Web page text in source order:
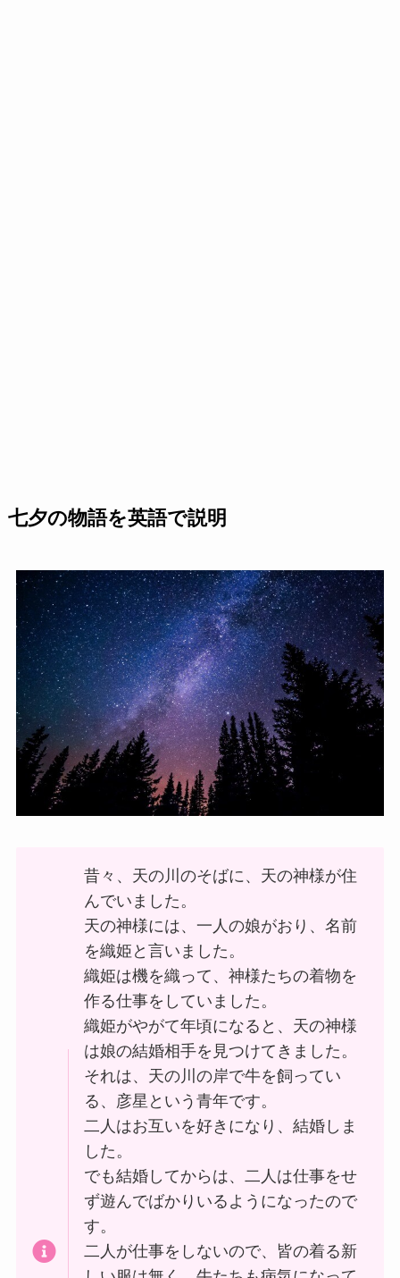
七夕の物語を英語で説明
昔々、天の川のそばに、天の神様が住
んでいました。
天の神様には、一人の娘がおり、名前
を織姫と言いました。
織姫は機を織って、神様たちの着物を
作る仕事をしていました。
織姫がやがて年頃になると、天の神様
は娘の結婚相手を見つけてきました。
それは、天の川の岸で牛を飼ってい
る、彦星という青年です。
二人はお互いを好きになり、結婚しま
した。
でも結婚してからは、二人は仕事をせ
ず遊んでばかりいるようになったので
す。
二人が仕事をしないので、皆の着る新